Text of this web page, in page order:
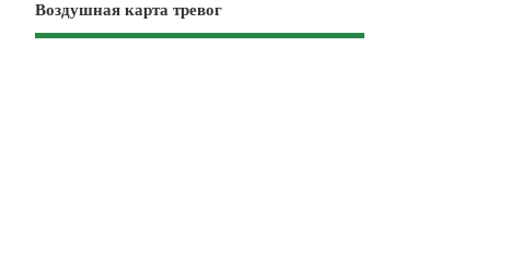
Воздушная карта тревог